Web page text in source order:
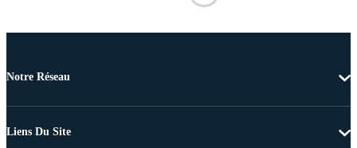
Notre Réseau
Liens Du Site